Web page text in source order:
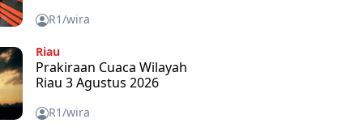
R1/wira
Riau
Prakiraan Cuaca Wilayah
Riau 3 Agustus 2026
R1/wira